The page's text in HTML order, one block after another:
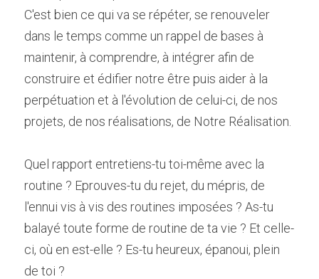
C'est bien ce qui va se répéter, se renouveler
dans le temps comme un rappel de bases à
maintenir, à comprendre, à intégrer afin de
construire et édifier notre être puis aider à la
perpétuation et à l'évolution de celui-ci, de nos
projets, de nos réalisations, de Notre Réalisation.
Quel rapport entretiens-tu toi-même avec la
routine ? Eprouves-tu du rejet, du mépris, de
l'ennui vis à vis des routines imposées ? As-tu
balayé toute forme de routine de ta vie ? Et celle-
ci, où en est-elle ? Es-tu heureux, épanoui, plein
de toi ?